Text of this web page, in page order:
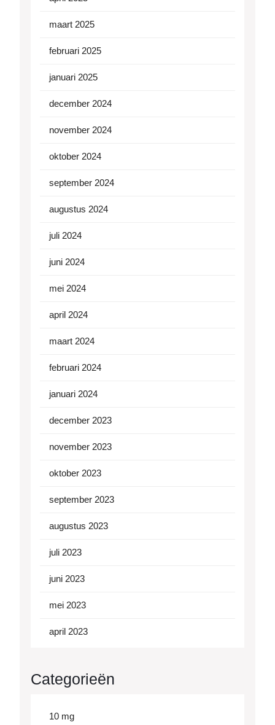
maart 2025
februari 2025
januari 2025
december 2024
november 2024
oktober 2024
september 2024
augustus 2024
juli 2024
juni 2024
mei 2024
april 2024
maart 2024
februari 2024
januari 2024
december 2023
november 2023
oktober 2023
september 2023
augustus 2023
juli 2023
juni 2023
mei 2023
april 2023
Categorieën
10 mg